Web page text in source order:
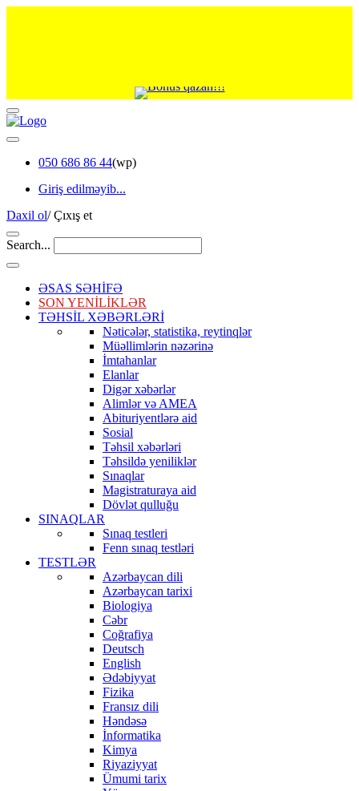
050 686 86 44(wp)
Giriş edilməyib...
Daxil ol/Çıxış et
Search...
ƏSAS SƏHİFƏ
SON YENİLİKLƏR
TƏHSİL XƏBƏRLƏRİ
Nəticələr, statistika, reytinqlər
Müəllimlərin nəzərinə
İmtahanlar
Elanlar
Digər xəbərlər
Alimlər və AMEA
Abituriyentlərə aid
Sosial
Təhsil xəbərləri
Təhsildə yeniliklər
Sınaqlar
Magistraturaya aid
Dövlət qulluğu
SINAQLAR
Sınaq testleri
Fenn sınaq testləri
TESTLƏR
Azərbaycan dili
Azərbaycan tarixi
Biologiya
Cəbr
Coğrafiya
Deutsch
English
Ədəbiyyat
Fizika
Fransız dili
Həndəsə
İnformatika
Kimya
Riyaziyyat
Ümumi tarix